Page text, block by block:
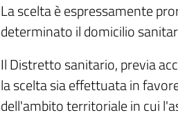
La scelta è espressamente
determinato il domicilio
Il Distretto sanitario, previa
la scelta sia effettuata in
dell'ambito territoriale in cui